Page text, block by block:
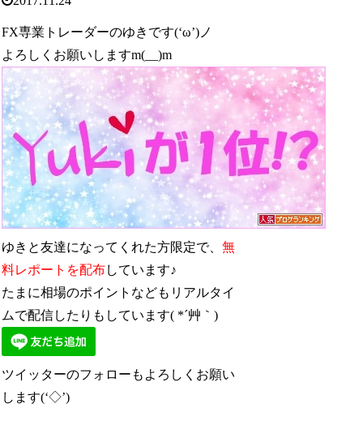
FX専業トレーダーのゆきです(‘ω’)ノ
よろしくお願いしますm(__)m
ゆきと友達になってくれた方限定で、無
料レポートを配布しています♪
たまに相場のポイントなどもリアルタイ
ムで配信したりもしています( *´艸｀)
ツイッターのフォローもよろしくお願い
します(‘◇’)ゞ